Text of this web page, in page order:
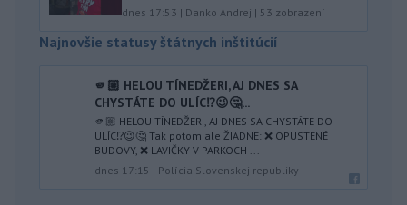
dnes 17:53 | Danko Andrej | 53 zobrazení
Najnovšie statusy štátnych inštitúcií
🫵🏼 HELOU TÍNEDŽERI, AJ DNES SA
CHYSTÁTE DO ULÍC⁉️😉🤔...
🫵🏼 HELOU TÍNEDŽERI, AJ DNES SA CHYSTÁTE DO
ULÍC⁉️😉🤔 Tak potom ale ŽIADNE: ❌ OPUSTENÉ
BUDOVY, ❌ LAVIČKY V PARKOCH ...
dnes 17:15 | Polícia Slovenskej republiky